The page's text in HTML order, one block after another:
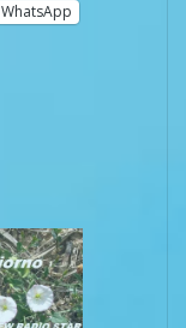
WhatsApp